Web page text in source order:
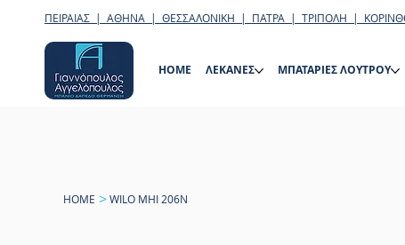
ΠΕΙΡΑΙΑΣ | ΑΘΗΝΑ | ΘΕΣΣΑΛΟΝΙΚΗ | ΠΑΤΡΑ | ΤΡΙΠΟΛΗ |
HOME ΛΕΚΑΝΕΣ ΜΠΑΤΑΡΙΕΣ ΛΟΥΤΡΟΥ
HOME > WILO MHI 206N